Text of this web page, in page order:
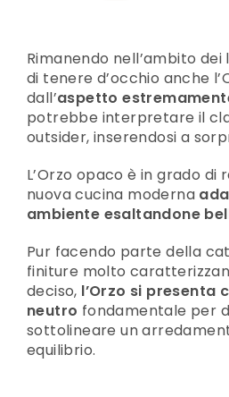
Rimanendo nell’ambito
di tenere d’occhio anche
dall’aspetto
potrebbe interpretare il
outsider, inserendosi a
L’Orzo opaco è in grado di
nuova cucina moderna
ambiente esaltandone
Pur facendo parte della
finiture molto
deciso, l’Orzo si presenta
neutro fondamentale per
sottolineare un
equilibrio.